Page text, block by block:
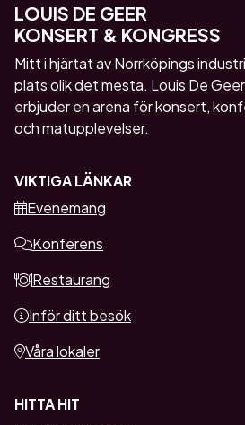
LOUIS DE GEER
KONSERT & KONGRESS
Mitt i hjärtat av Norrköpings
plats olik det mesta. Louis De
erbjuder en arena för konsert,
och matupplevelser.
VIKTIGA LÄNKAR
Evenemang
Konferens
Restaurang
Inför ditt besök
Våra lokaler
HITTA HIT